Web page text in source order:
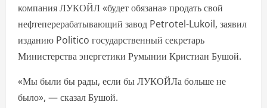
компания ЛУКОЙЛ «будет обязана» продать свой
нефтеперерабатывающий завод Petrotel-Lukoil, заявил
изданию Politico государственный секретарь
Министерства энергетики Румынии Кристиан Бушой.
«Мы были бы рады, если бы ЛУКОЙЛа больше не
было», — сказал Бушой.